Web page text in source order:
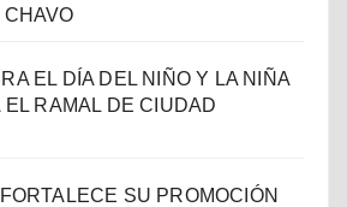
EL DÍA DEL NIÑO Y LA NIÑA
EL RAMAL DE CIUDAD
SU PROMOCIÓN